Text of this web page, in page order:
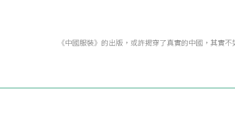
《中國服裝》的出版，或許揭穿了真實的中國，其實